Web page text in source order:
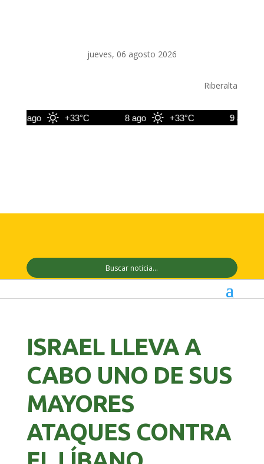
jueves, 06 agosto 2026
Riberalta
7 ago +33°C 8 ago +33°C 9 ago
ISRAEL LLEVA A
CABO UNO DE SUS
MAYORES
ATAQUES CONTRA